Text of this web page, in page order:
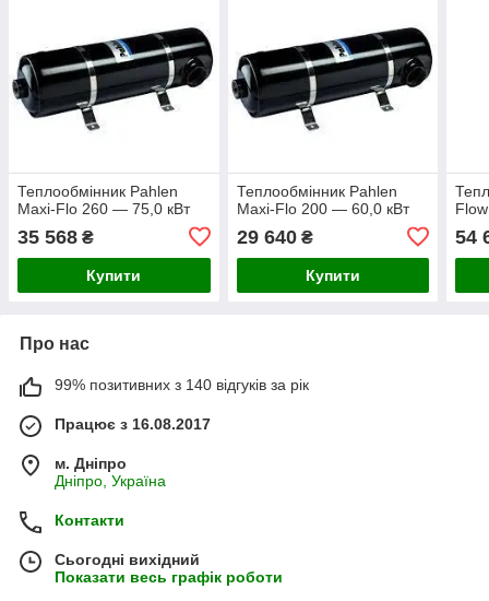
Теплообмінник Pahlen
Maxi-Flo 260 — 75,0 кВт
35 568 ₴
Купити
Теплообмінник Pahlen
Maxi-Flo 200 — 60,0 кВт
29 640₴
Купити
54
Про нас
99% позитивних з 140 відгуків за рік
Працює з 16.08.2017
м. Дніпро
Дніпро, Україна
Контакти
Сьогодні вихідний
Показати весь графік роботи